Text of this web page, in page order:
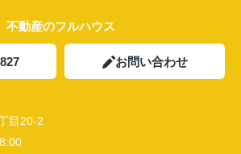
不動産のフルハウス
お問い合わせ
目20-2